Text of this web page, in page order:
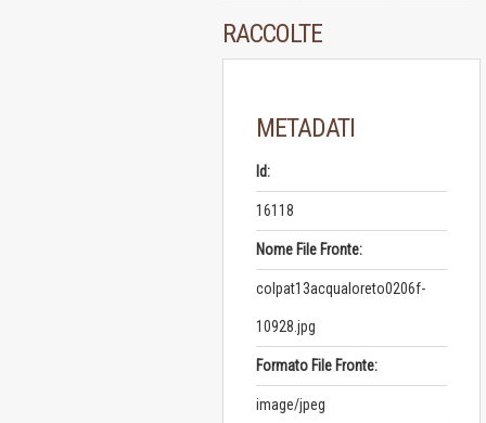
RACCOLTE
METADATI
Id:
16118
Nome File Fronte:
colpat13acqualoreto0206f-
10928.jpg
Formato File Fronte:
image/jpeg